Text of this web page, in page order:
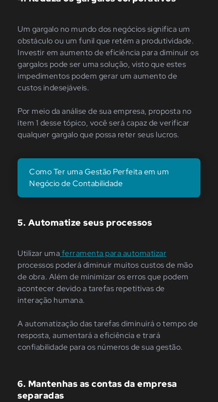
Um gargalo no mundo dos negócios significa um
obstáculo ou um funil que retém a produtividade.
Investir em aumento de eficiência para diminuir os
gargalos pode ser uma solução, visto que estes
impedimentos podem gerar um aumento de
custos indesejáveis.
Por meio da análise de sua empresa, proposta no
item 1 desse tópico, você será capaz de verificar
qualquer gargalo que possa reter seus lucros.
Como Ter uma Gestão Perfeita em um
Negócio de Contabilidade
5. Automatize seus processos
Utilizar umaferramenta para automatizar
processos poderá diminuir muitos custos de mão
de obra. Além de minimizar os erros que podem
acontecer devido a tarefas repetitivas de
interação humana.
A automatização das tarefas diminuirá o tempo de
resposta, aumentará a eficiência e trará
confiabilidade para os números de sua gestão.
6. Mantenhas as contas da empresa
separadas